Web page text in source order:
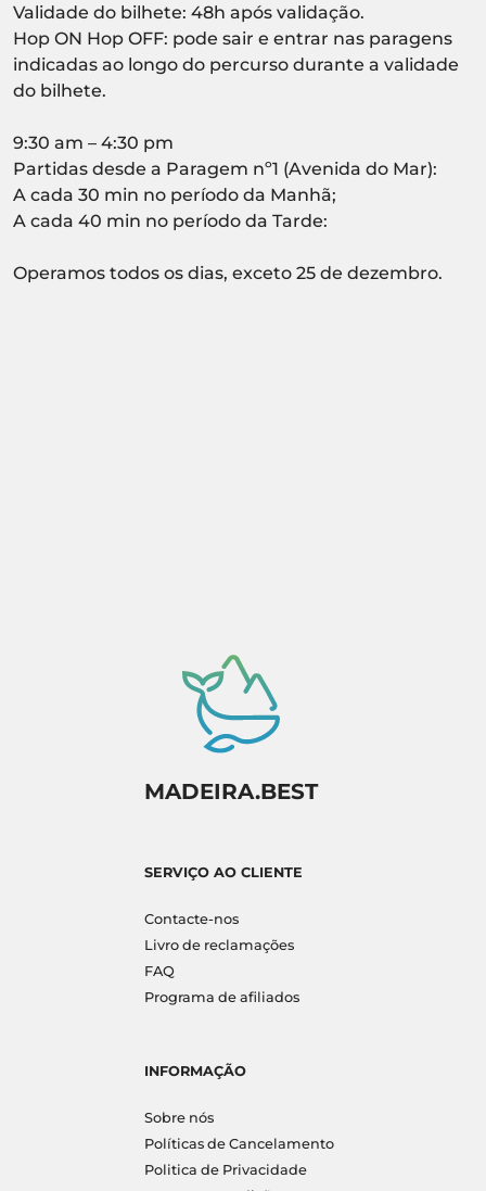
Validade do bilhete: 48h após validação.
Hop ON Hop OFF: pode sair e entrar nas paragens
indicadas ao longo do percurso durante a validade
do bilhete.
9:30 am – 4:30 pm
Partidas desde a Paragem nº1 (Avenida do Mar):
A cada 30 min no período da Manhã;
A cada 40 min no período da Tarde:
Operamos todos os dias, exceto 25 de dezembro.
MADEIRA.BEST
SERVIÇO AO CLIENTE
Contacte-nos
Livro de reclamações
FAQ
Programa de afiliados
INFORMAÇÃO
Sobre nós
Políticas de Cancelamento
Politica de Privacidade